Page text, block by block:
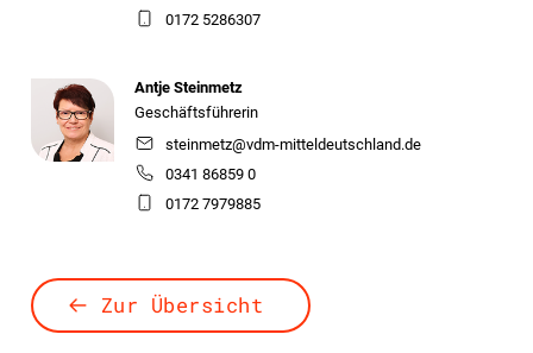
0172 5286307
Antje Steinmetz
Geschäftsführerin
steinmetz@vdm-mitteldeutschland.de
0341 86859 0
0172 7979885
Zur Übersicht